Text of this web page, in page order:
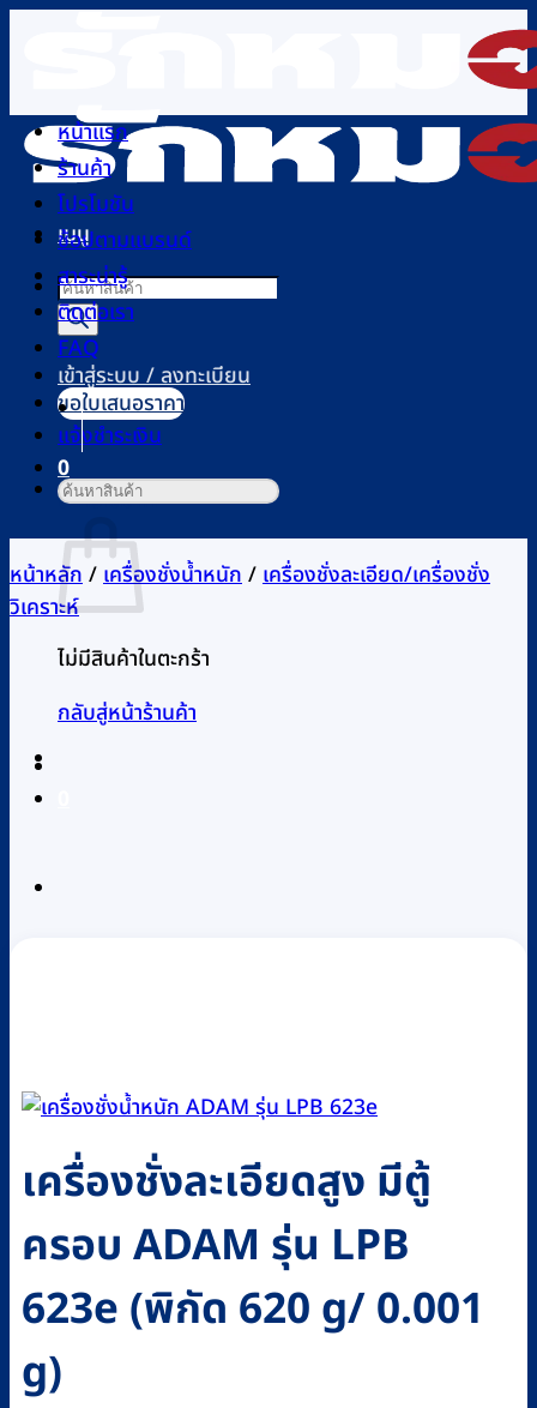
เนื้อหา
เมนู
Products
search
เข้าสู่ระบบ / ลงทะเบียน
0
ตะกร้าสินค้า
ไม่มีสินค้าในตะกร้า
กลับสู่หน้าร้านค้า
หน้าแรก
ร้านค้า
โปรโมชัน
ช้อปตามแบรนด์
สาระน่ารู้
ติดต่อเรา
FAQ
ขอใบเสนอราคา
แจ้งชำระเงิน
ค้นหา:
หน้าหลัก/เครื่องชั่งน้ำหนัก/เครื่องชั่งละเอียด/เครื่องชั่ง
วิเคราะห์
เครื่องชั่งละเอียดสูง มีตู้
ครอบ ADAM รุ่น LPB
623e (พิกัด 620 g/ 0.001
g)